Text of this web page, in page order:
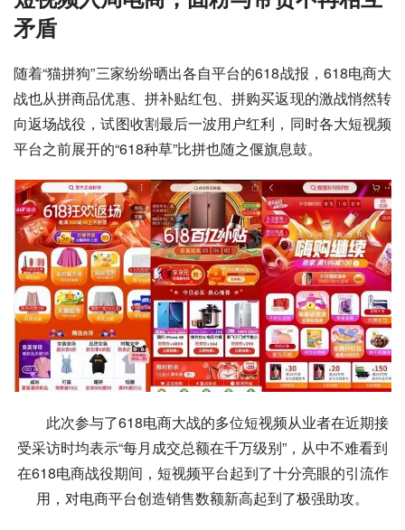
矛盾
随着“猫拼狗”三家纷纷晒出各自平台的618战报，618电商大
战也从拼商品优惠、拼补贴红包、拼购买返现的激战悄然转
向返场战役，试图收割最后一波用户红利，同时各大短视频
平台之前展开的“618种草”比拼也随之偃旗息鼓。
此次参与了618电商大战的多位短视频从业者在近期接
受采访时均表示“每月成交总额在千万级别”，从中不难看到
在618电商战役期间，短视频平台起到了十分亮眼的引流作
用，对电商平台创造销售数额新高起到了极强助攻。